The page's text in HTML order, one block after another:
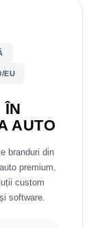
EU
ÎN
AUTO
branduri din
premium,
custom
software.